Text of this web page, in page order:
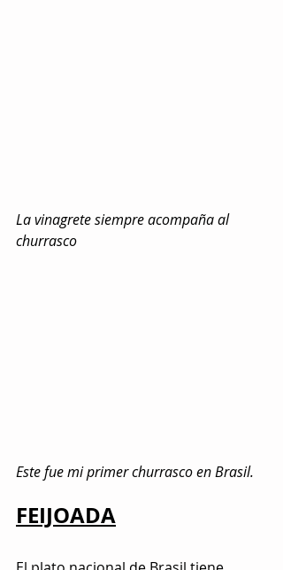
La vinagrete siempre acompaña al
churrasco
Este fue mi primer churrasco en Brasil.
FEIJOADA